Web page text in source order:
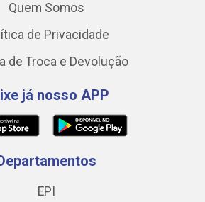
Quem Somos
de Privacidade
de Troca e Devolução
já nosso APP
EPI